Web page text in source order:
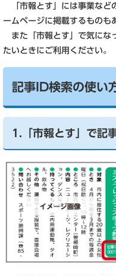
「市報とす」には事業など
ームページに掲載するものも
また「市報とす」で気にな
たいときにご利用ください。
記事ID検索の使い
1.「市報とす」で記